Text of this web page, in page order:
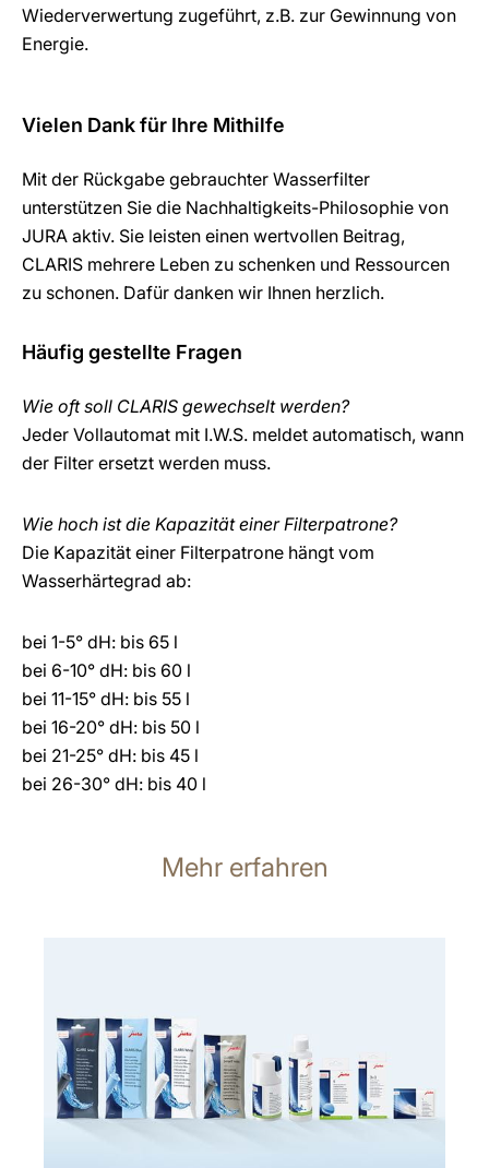
Wiederverwertung zugeführt, z.B. zur Gewinnung von
Energie.
Vielen Dank für Ihre Mithilfe
Mit der Rückgabe gebrauchter Wasserfilter
unterstützen Sie die Nachhaltigkeits-Philosophie von
JURA aktiv. Sie leisten einen wertvollen Beitrag,
CLARIS mehrere Leben zu schenken und Ressourcen
zu schonen. Dafür danken wir Ihnen herzlich.
Häufig gestellte Fragen
Wie oft soll CLARIS gewechselt werden?
Jeder Vollautomat mit I.W.S. meldet automatisch, wann
der Filter ersetzt werden muss.
Wie hoch ist die Kapazität einer Filterpatrone?
Die Kapazität einer Filterpatrone hängt vom
Wasserhärtegrad ab:
bei 1-5° dH: bis 65 l
bei 6-10° dH: bis 60 l
bei 11-15° dH: bis 55 l
bei 16-20° dH: bis 50 l
bei 21-25° dH: bis 45 l
bei 26-30° dH: bis 40 l
Mehr erfahren